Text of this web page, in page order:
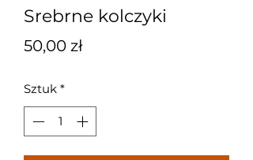
Srebrne kolczyki
50,00 złCena
Sztuk *